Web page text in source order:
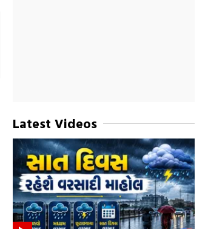
Latest Videos